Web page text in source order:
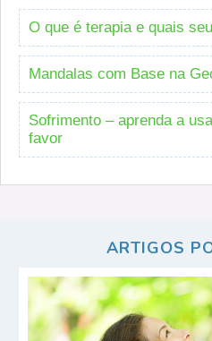
O que é terapia e quais
Mandalas com Base na
Sofrimento – aprenda a
favor
ARTIGOS